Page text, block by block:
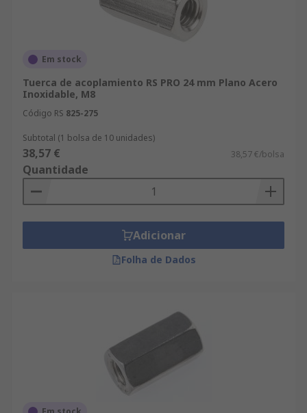
Em stock
Tuerca de acoplamiento RS PRO 24 mm Plano Acero
Inoxidable, M8
Código RS 825-275
Subtotal (1 bolsa de 10 unidades)
38,57 € 38,57 €/bolsa
Quantidade
Adicionar
Folha de Dados